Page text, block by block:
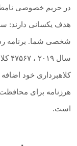
در حریم خصوصی
هدف یکسانی دارند:
کلاهبرداری خود
هرزنامه برای
است.